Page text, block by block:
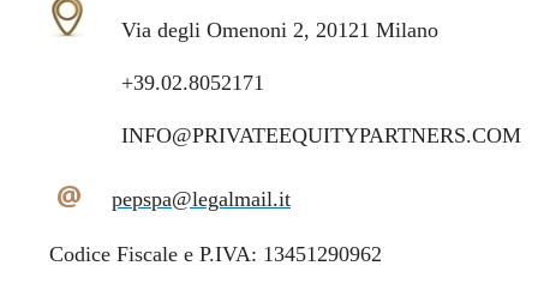
Via degli Omenoni 2, 20121 Milano
+39.02.8052171
INFO@PRIVATEEQUITYPARTNERS.COM
@ pepspa@legalmail.it
Codice Fiscale e P.IVA: 13451290962